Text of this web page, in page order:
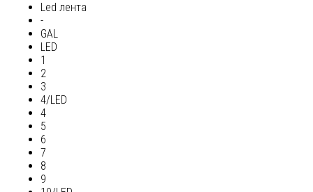
Led лента
-
GAL
LED
1
2
3
4/LED
4
5
6
7
8
9